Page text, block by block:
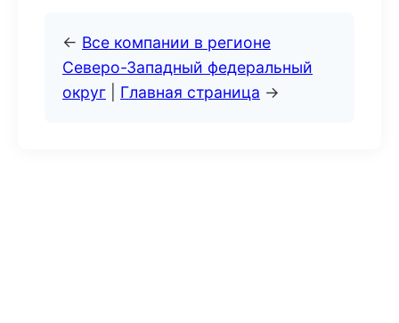
← Все компании в регионе
Северо-Западный федеральный
округ
Главная страница →